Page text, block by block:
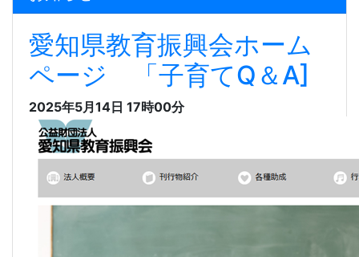
愛知県教育振興会ホーム
ページ 「子育てQ＆A]
2025年5月14日 17時00分